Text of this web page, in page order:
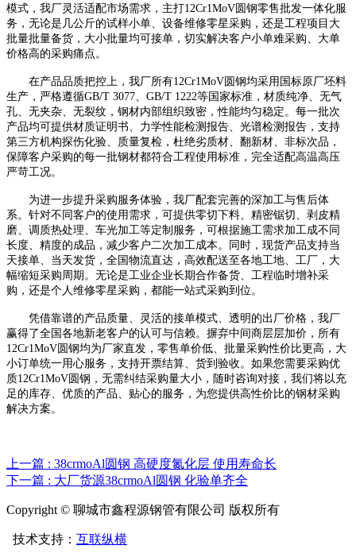
模式，我厂灵活适配市场需求，主打12Cr1MoV圆钢零售批发一体化服
务，无论是几公斤的试样小单、设备维修零星采购，还是工程项目大
批量批量备货，大小批量均可接单，切实解决客户小单难采购、大单
价格高的采购痛点。
在产品品质把控上，我厂所有12Cr1MoV圆钢均采用国标原厂坯料
生产，严格遵循GB/T 3077、GB/T 1222等国家标准，材质纯净、无气
孔、无夹杂、无裂纹，钢材内部组织致密，性能均匀稳定。每一批次
产品均可提供材质证明书、力学性能检测报告、光谱检测报告，支持
第三方机构探伤化验、质量复检，杜绝劣质材、翻新材、非标次品，
保障客户采购的每一批钢材都符合工程使用标准，完全适配高温高压
严苛工况。
为进一步提升采购服务体验，我厂配套完善的深加工与售后体
系。针对不同客户的使用需求，可提供零切下料、精密锯切、剥皮精
磨、调质热处理、车光加工等定制服务，可根据施工需求加工成不同
长度、精度的成品，减少客户二次加工成本。同时，现货产品支持当
天接单、当天发货，全国物流直达，高效配送至各地工地、工厂，大
幅缩短采购周期。无论是工业企业长期合作备货、工程临时增补采
购，还是个人维修零星采购，都能一站式采购到位。
凭借靠谱的产品质量、灵活的接单模式、透明的出厂价格，我厂
赢得了全国各地新老客户的认可与信赖。摒弃中间商层层加价，所有
12Cr1MoV圆钢均为厂家直发，零售单价低、批量采购性价比更高，大
小订单统一用心服务，支持开票结算、货到验收。如果您需要采购优
质12Cr1MoV圆钢，无需纠结采购量大小，随时咨询对接，我们将以充
足的库存、优质的产品、贴心的服务，为您提供高性价比的钢材采购
解决方案。
上一篇 : 38crmoAl圆钢 高硬度氮化层 使用寿命长
下一篇 : 大厂货源38crmoAl圆钢 化验单齐全
Copyright © 聊城市鑫程源钢管有限公司 版权所有
技术支持： 互联纵横